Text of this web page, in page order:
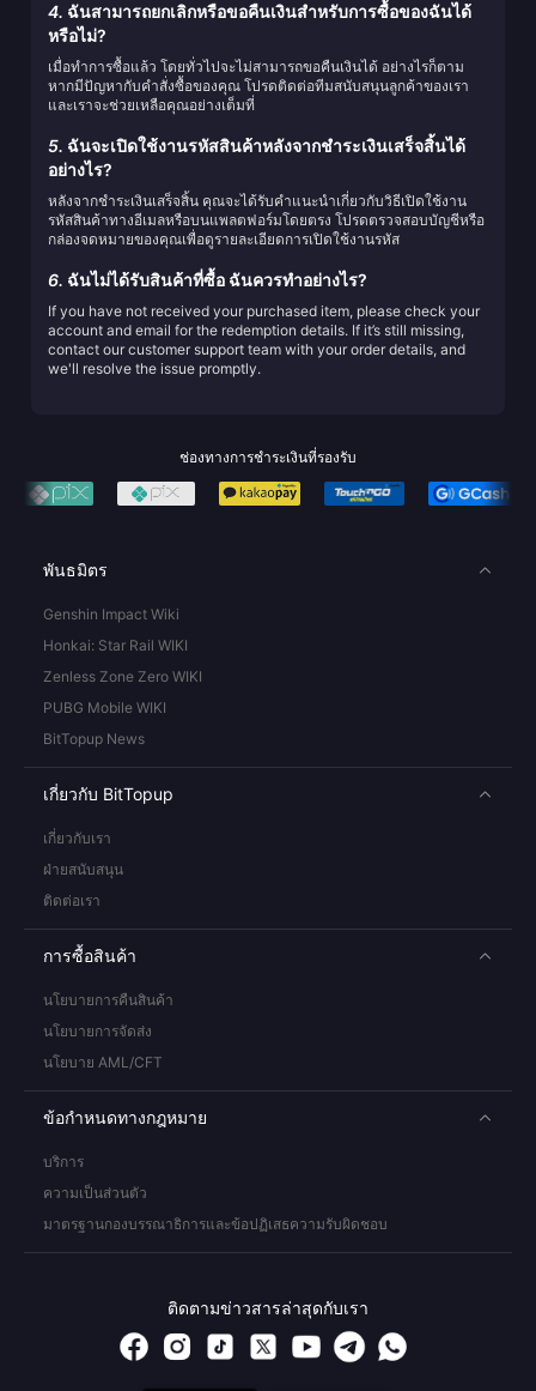
4. ฉันสามารถยกเลิกหรือขอคืนเงินสำหรับการซื้อของฉันได้
หรือไม่?
เมื่อทำการซื้อแล้ว โดยทั่วไปจะไม่สามารถขอคืนเงินได้ อย่างไรก็ตาม
หากมีปัญหากับคำสั่งซื้อของคุณ โปรดติดต่อทีมสนับสนุนลูกค้าของเรา
และเราจะช่วยเหลือคุณอย่างเต็มที่
5. ฉันจะเปิดใช้งานรหัสสินค้าหลังจากชำระเงินเสร็จสิ้นได้
อย่างไร?
หลังจากชำระเงินเสร็จสิ้น คุณจะได้รับคำแนะนำเกี่ยวกับวิธีเปิดใช้งาน
รหัสสินค้าทางอีเมลหรือบนแพลตฟอร์มโดยตรง โปรดตรวจสอบบัญชีหรือ
กล่องจดหมายของคุณเพื่อดูรายละเอียดการเปิดใช้งานรหัส
6. ฉันไม่ได้รับสินค้าที่ซื้อ ฉันควรทำอย่างไร?
If you have not received your purchased item, please check your
account and email for the redemption details. If it’s still missing,
contact our customer support team with your order details, and
we'll resolve the issue promptly.
ช่องทางการชำระเงินที่รองรับ
พันธมิตร
Genshin Impact Wiki
Honkai: Star Rail WIKI
Zenless Zone Zero WIKI
PUBG Mobile WIKI
BitTopup News
เกี่ยวกับ BitTopup
เกี่ยวกับเรา
ฝ่ายสนับสนุน
ติดต่อเรา
การซื้อสินค้า
นโยบายการคืนสินค้า
นโยบายการจัดส่ง
นโยบาย AML/CFT
ข้อกำหนดทางกฎหมาย
บริการ
ความเป็นส่วนตัว
มาตรฐานกองบรรณาธิการและข้อปฏิเสธความรับผิดชอบ
ติดตามข่าวสารล่าสุดกับเรา